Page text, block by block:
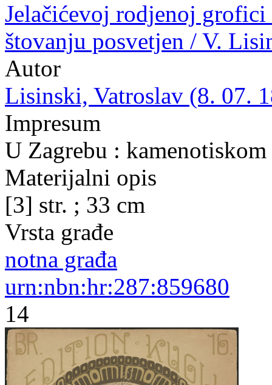
Jelačićevoj rodjenoj
štovanju posvetjen / V.
Autor
Lisinski, Vatroslav (8. 07.
Impresum
U Zagrebu :
Materijalni opis
[3] str. ; 33 cm
Vrsta građe
notna građa
urn:nbn:hr:287:859680
14